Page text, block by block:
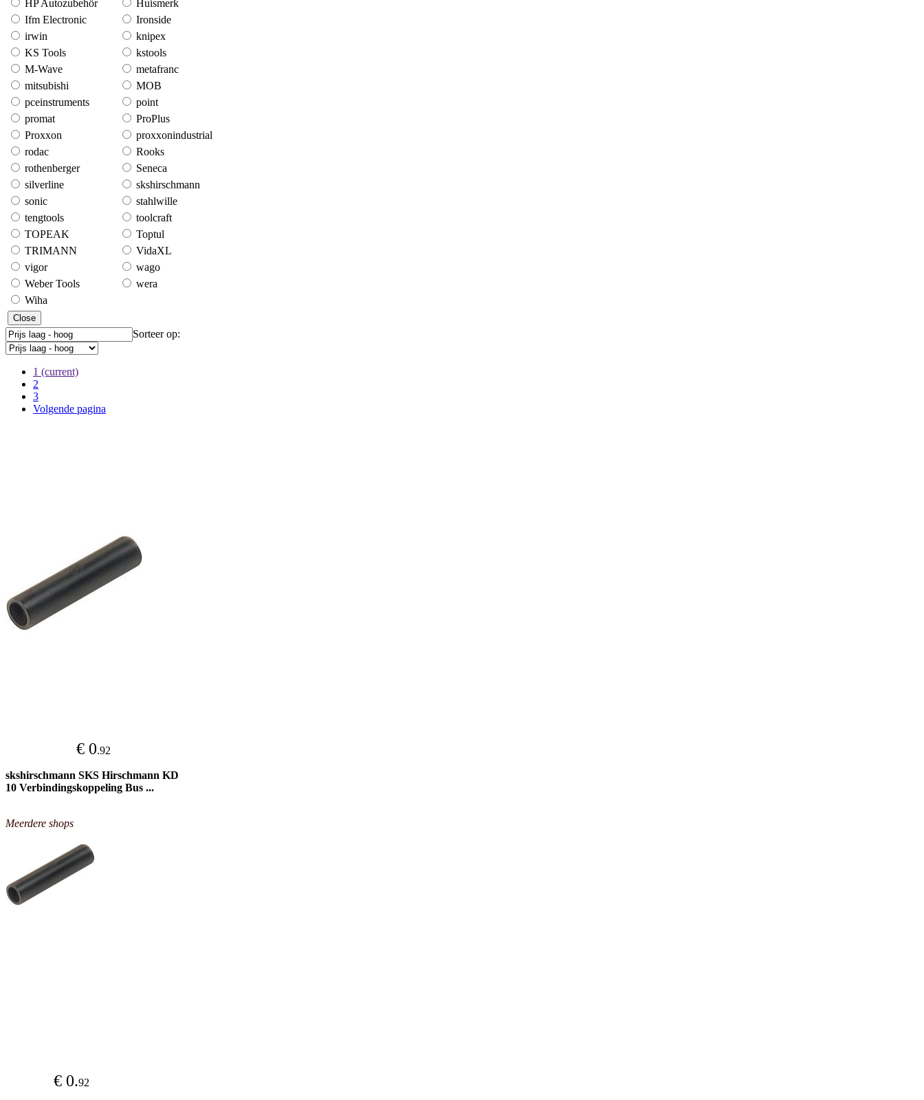
HP Autozubehör
Huismerk
Ifm Electronic
Ironside
irwin
knipex
KS Tools
kstools
M-Wave
metafranc
mitsubishi
MOB
pceinstruments
point
promat
ProPlus
Proxxon
proxxonindustrial
rodac
Rooks
rothenberger
Seneca
silverline
skshirschmann
sonic
stahlwille
tengtools
toolcraft
TOPEAK
Toptul
TRIMANN
VidaXL
vigor
wago
Weber Tools
wera
Wiha
Close
Sorteer op:
1 (current)
2
3
Volgende pagina
€ 0.92
skshirschmann SKS Hirschmann KD
10 Verbindingskoppeling Bus ...
Meerdere shops
€ 0.92